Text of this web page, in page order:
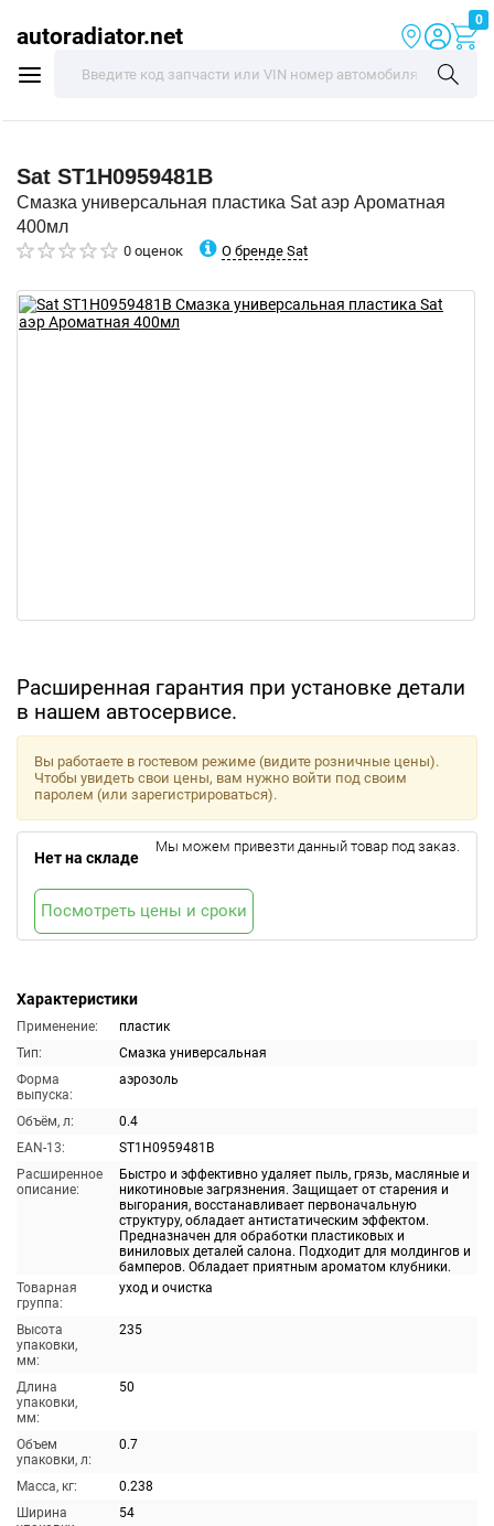
autoradiator.net
0
Sat ST1H0959481B
Смазка универсальная пластика Sat аэр Ароматная
400мл
0 оценок О бренде Sat
Расширенная гарантия при установке детали
в нашем автосервисе.
Характеристики
Применение:
пластик
Тип:
Смазка универсальная
Форма
выпуска:
аэрозоль
Объём, л:
0.4
EAN-13:
ST1H0959481B
Расширенное
описание:
Быстро и эффективно удаляет пыль, грязь, масляные и
никотиновые загрязнения. Защищает от старения и
выгорания, восстанавливает первоначальную
структуру, обладает антистатическим эффектом.
Предназначен для обработки пластиковых и
виниловых деталей салона. Подходит для молдингов и
бамперов. Обладает приятным ароматом клубники.
Товарная
группа:
уход и очистка
Высота
упаковки,
мм:
235
Длина
упаковки,
мм:
50
Объем
упаковки, л:
0.7
Масса, кг:
0.238
Ширина
54
Вы работаете в гостевом режиме (видите розничные цены).
Чтобы увидеть свои цены, вам нужно войти под своим
паролем (или зарегистрироваться).
Нет на складе
Мы можем привезти данный товар под заказ.
Посмотреть цены и сроки